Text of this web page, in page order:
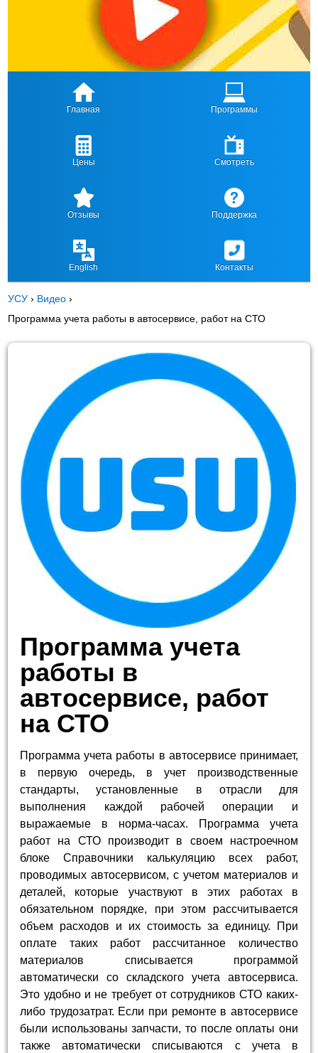
Главная Программы
Цены Смотреть
Отзывы Поддержка
English Контакты
УСУ › Видео ›
Программа учета работы в автосервисе, работ на СТО
Программа учета
работы в
автосервисе, работ
на СТО
Программа учета работы в автосервисе принимает,
в первую очередь, в учет производственные
стандарты, установленные в отрасли для
выполнения каждой рабочей операции и
выражаемые в норма-часах. Программа учета
работ на СТО производит в своем настроечном
блоке Справочники калькуляцию всех работ,
проводимых автосервисом, с учетом материалов и
деталей, которые участвуют в этих работах в
обязательном порядке, при этом рассчитывается
объем расходов и их стоимость за единицу. При
оплате таких работ рассчитанное количество
материалов списывается программой
автоматически со складского учета автосервиса.
Это удобно и не требует от сотрудников СТО каких-
либо трудозатрат. Если при ремонте в автосервисе
были использованы запчасти, то после оплаты они
также автоматически списываются с учета в